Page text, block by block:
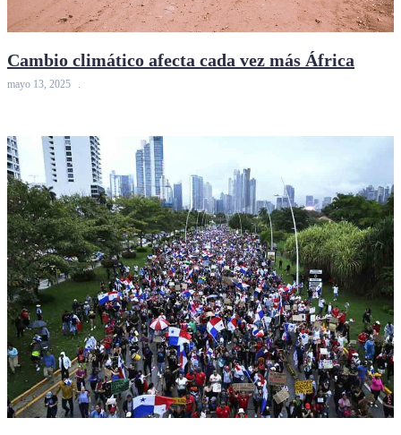
Cambio climático afecta cada vez más África
mayo 13, 2025